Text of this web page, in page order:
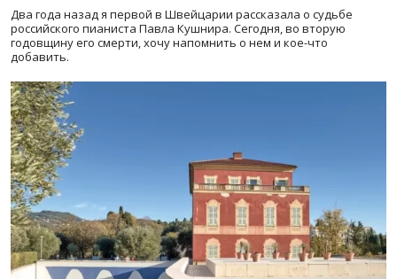
Два года назад я первой в Швейцарии рассказала о судьбе
российского пианиста Павла Кушнира. Сегодня, во вторую
годовщину его смерти, хочу напомнить о нем и кое-что
добавить.